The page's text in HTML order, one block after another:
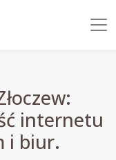
internetu
i biur.